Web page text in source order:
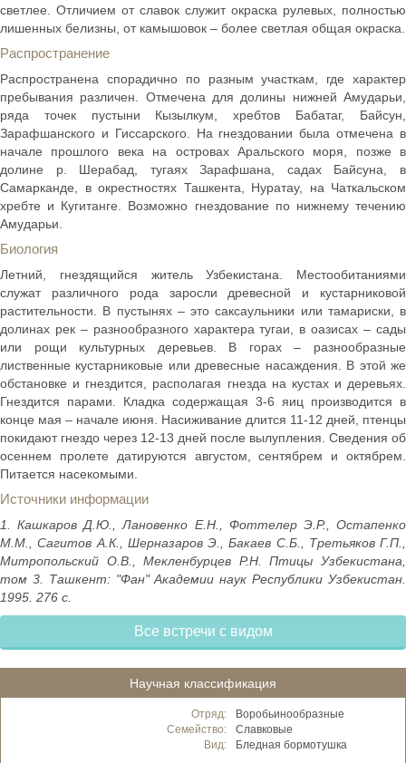
светлее. Отличием от славок служит окраска рулевых, полностью
лишенных белизны, от камышовок – более светлая общая окраска.
Распространение
Распространена спорадично по разным участкам, где характер
пребывания различен. Отмечена для долины нижней Амударьи,
ряда точек пустыни Кызылкум, хребтов Бабатаг, Байсун,
Зарафшанского и Гиссарского. На гнездовании была отмечена в
начале прошлого века на островах Аральского моря, позже в
долине р. Шерабад, тугаях Зарафшана, садах Байсуна, в
Самарканде, в окрестностях Ташкента, Нуратау, на Чаткальском
хребте и Кугитанге. Возможно гнездование по нижнему течению
Амударьи.
Биология
Летний, гнездящийся житель Узбекистана. Местообитаниями
служат различного рода заросли древесной и кустарниковой
растительности. В пустынях – это саксаульники или тамариски, в
долинах рек – разнообразного характера тугаи, в оазисах – сады
или рощи культурных деревьев. В горах – разнообразные
лиственные кустарниковые или древесные насаждения. В этой же
обстановке и гнездится, располагая гнезда на кустах и деревьях.
Гнездится парами. Кладка содержащая 3-6 яиц производится в
конце мая – начале июня. Насиживание длится 11-12 дней, птенцы
покидают гнездо через 12-13 дней после вылупления. Сведения об
осеннем пролете датируются августом, сентябрем и октябрем.
Питается насекомыми.
Источники информации
1. Кашкаров Д.Ю., Лановенко Е.Н., Фоттелер Э.Р., Остапенко
М.М., Сагитов А.К., Шерназаров Э., Бакаев С.Б., Третьяков Г.П.,
Митропольский О.В., Мекленбурцев Р.Н. Птицы Узбекистана,
том 3. Ташкент: "Фан" Академии наук Республики Узбекистан.
1995. 276 с.
Все встречи с видом
Научная классификация
Отряд:
Воробьинообразные
Семейство:
Славковые
Вид:
Бледная бормотушка